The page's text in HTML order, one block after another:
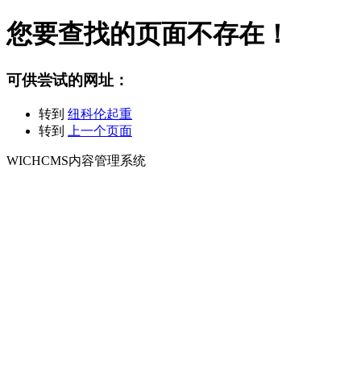
您要查找的页面不存在！
可供尝试的网址：
转到 纽科伦起重
转到
上一个页面
WICHCMS内容管理系统